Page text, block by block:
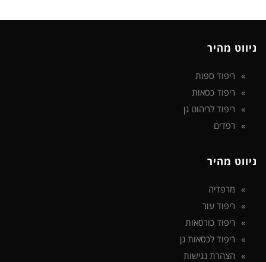
ניווט מהיר
ריפוד ספות
ריפוד כסאות
ריפוד לריהוט גן
רפדים
ניווט מהיר
מרפדיה
ריפוד עור
ריפוד כורסאות
ריפוד לכסאות גן
הצהרת נגישות